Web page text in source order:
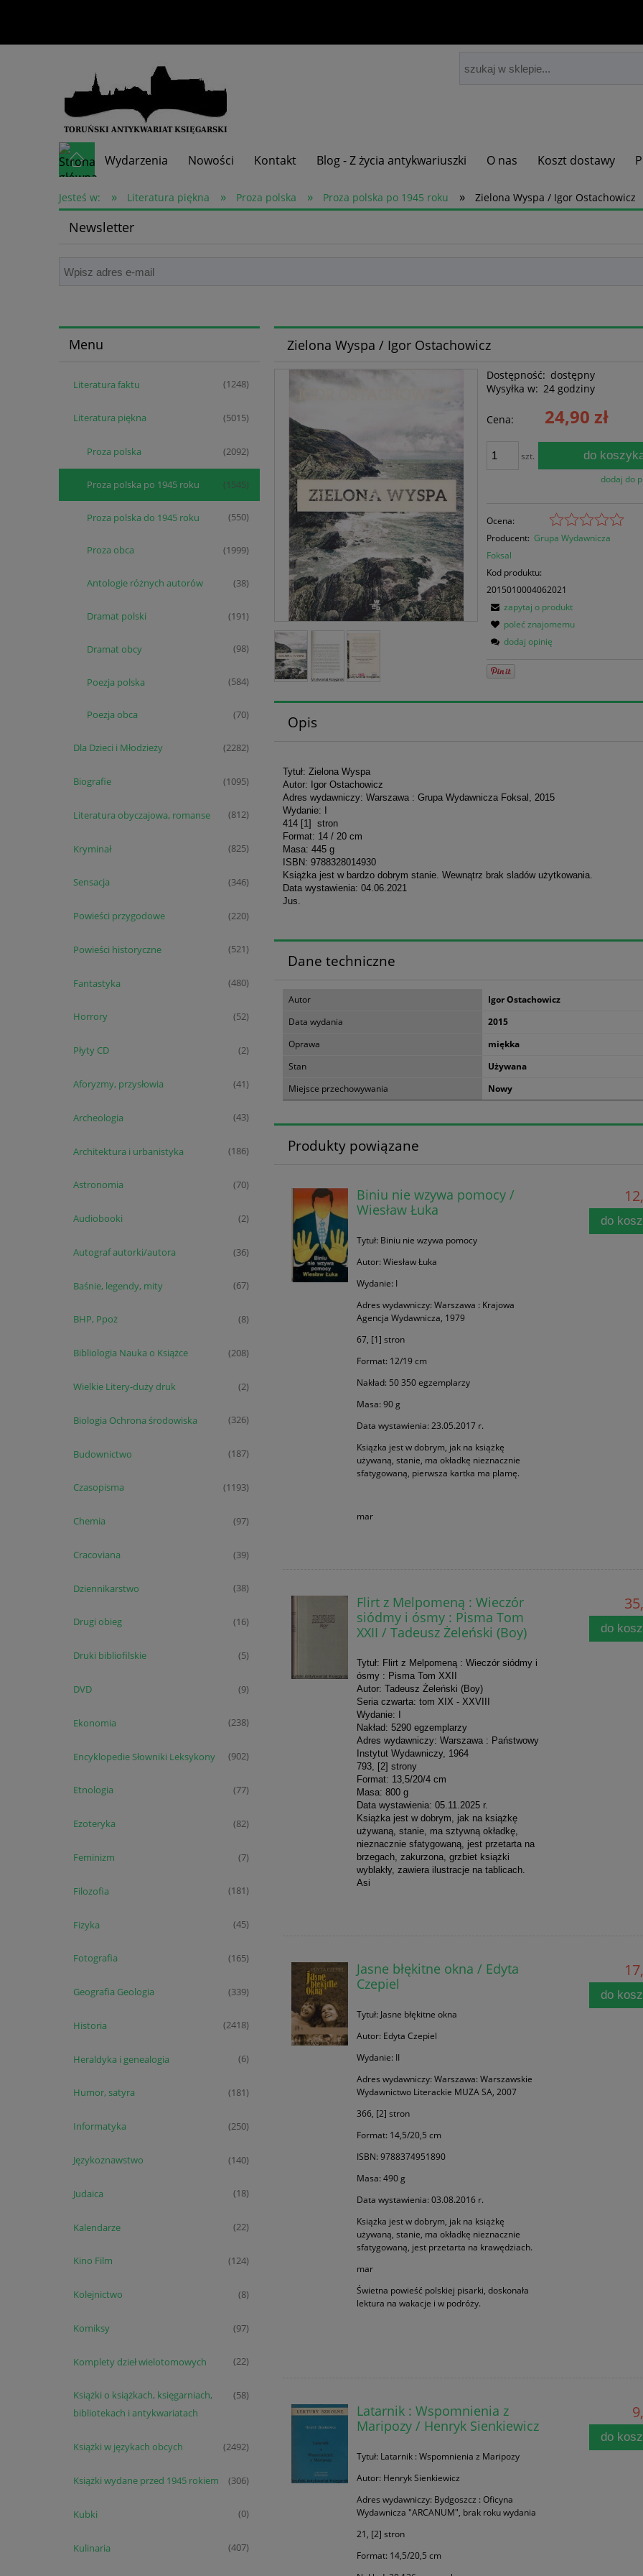
Wydarzenia Nowości Kontakt Blog - Z życia antykwariuszki O nas Koszt dostawy
Skup książek
Jesteś w: » Literatura piękna » Proza polska » Proza polska po 1945 roku » Zielona Wyspa / Igor Ostachowicz
Newsletter
Menu
Literatura faktu (1248)
Literatura piękna (5015)
Proza polska (2092)
Proza polska po 1945 roku (1545)
Proza polska do 1945 roku (550)
Proza obca (1999)
Antologie różnych autorów (38)
Dramat polski (191)
Dramat obcy (98)
Poezja polska (584)
Poezja obca (70)
Dla Dzieci i Młodzieży (2282)
Biografie (1095)
Literatura obyczajowa, romanse (812)
Kryminał (825)
Sensacja (346)
Powieści przygodowe (220)
Powieści historyczne (521)
Fantastyka (480)
Horrory (52)
Płyty CD (2)
Aforyzmy, przysłowia (41)
Archeologia (43)
Architektura i urbanistyka (186)
Astronomia (70)
Audiobooki (2)
Autograf autorki/autora (36)
Baśnie, legendy, mity (67)
BHP, Ppoż (8)
Bibliologia Nauka o Książce (208)
Wielkie Litery-duży druk (2)
Biologia Ochrona środowiska (326)
Budownictwo (187)
Czasopisma (1193)
Chemia (97)
Cracoviana (39)
Dziennikarstwo (38)
Drugi obieg (16)
Druki bibliofilskie (5)
DVD (9)
Ekonomia (238)
Encyklopedie Słowniki Leksykony (902)
Etnologia (77)
Ezoteryka (82)
Feminizm (7)
Filozofia (181)
Fizyka (45)
Fotografia (165)
Geografia Geologia (339)
Historia (2418)
Heraldyka i genealogia (6)
Humor, satyra (181)
Informatyka (250)
Językoznawstwo (140)
Judaica (18)
Kalendarze (22)
Kino Film (124)
Kolejnictwo (8)
Komiksy (97)
Komplety dzieł wielotomowych (22)
Książki o książkach, księgarniach,
bibliotekach i antykwariatach
(58)
Książki w językach obcych (2492)
Książki wydane przed 1945 rokiem (306)
Kubki (0)
Kulinaria (407)
Zielona Wyspa / Igor Ostachowicz
Dostępność: dostępny
Wysyłka w: 24 godziny
Cena: 24,90 zł
szt. do
dodaj do
Ocena:
Producent: Grupa Wydawnicza
Foksal
Kod produktu:
2015010004062021
zapytaj o produkt
poleć znajomemu
dodaj opinię
Opis
Tytuł: Zielona Wyspa
Autor: Igor Ostachowicz
Adres wydawniczy: Warszawa : Grupa Wydawnicza Foksal, 2015
Wydanie: I
414 [1] stron
Format: 14 / 20 cm
Masa: 445 g
ISBN: 9788328014930
Książka jest w bardzo dobrym stanie. Wewnątrz brak sladów użytkowania.
Data wystawienia: 04.06.2021
Jus.
Dane techniczne
Autor
Igor Ostachowicz
Data wydania
2015
Oprawa
miękka
Stan
Używana
Miejsce przechowywania
Nowy
Produkty powiązane
Biniu nie wzywa pomocy /
Wiesław Łuka
Tytuł: Biniu nie wzywa pomocy
Autor: Wiesław Łuka
Wydanie: I
Adres wydawniczy: Warszawa : Krajowa
Agencja Wydawnicza, 1979
67, [1] stron
Format: 12/19 cm
Nakład: 50 350 egzemplarzy
Masa: 90 g
Data wystawienia: 23.05.2017 r.
Książka jest w dobrym, jak na książkę
używaną, stanie, ma okładkę nieznacznie
sfatygowaną, pierwsza kartka ma plamę.
mar
do
Flirt z Melpomeną : Wieczór
siódmy i ósmy : Pisma Tom
XXII / Tadeusz Żeleński (Boy)
Tytuł: Flirt z Melpomeną : Wieczór siódmy i
ósmy : Pisma Tom XXII
Autor: Tadeusz Żeleński (Boy)
Seria czwarta: tom XIX - XXVIII
Wydanie: I
Nakład: 5290 egzemplarzy
Adres wydawniczy: Warszawa : Państwowy
Instytut Wydawniczy, 1964
793, [2] strony
Format: 13,5/20/4 cm
Masa: 800 g
Data wystawienia: 05.11.2025 r.
Książka jest w dobrym, jak na książkę
używaną, stanie, ma sztywną okładkę,
nieznacznie sfatygowaną, jest przetarta na
brzegach, zakurzona, grzbiet książki
wyblakły, zawiera ilustracje na tablicach.
Asi
do
Jasne błękitne okna / Edyta
Czepiel
Tytuł: Jasne błękitne okna
Autor: Edyta Czepiel
Wydanie: II
Adres wydawniczy: Warszawa: Warszawskie
Wydawnictwo Literackie MUZA SA, 2007
366, [2] stron
Format: 14,5/20,5 cm
ISBN: 9788374951890
Masa: 490 g
Data wystawienia: 03.08.2016 r.
Książka jest w dobrym, jak na książkę
używaną, stanie, ma okładkę nieznacznie
sfatygowaną, jest przetarta na krawędziach.
mar
Świetna powieść polskiej pisarki, doskonała
lektura na wakacje i w podróży.
do
Latarnik : Wspomnienia z
Maripozy / Henryk Sienkiewicz
Tytuł: Latarnik : Wspomnienia z Maripozy
Autor: Henryk Sienkiewicz
Adres wydawniczy: Bydgoszcz : Oficyna
Wydawnicza "ARCANUM", brak roku wydania
21, [2] stron
Format: 14,5/20,5 cm
do